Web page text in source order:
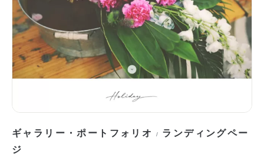
ギャラリー・ポートフォリオ / ランディングペー
ジ